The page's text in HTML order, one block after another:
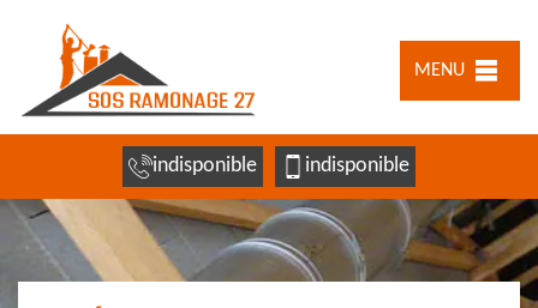
MENU
indisponible indisponible